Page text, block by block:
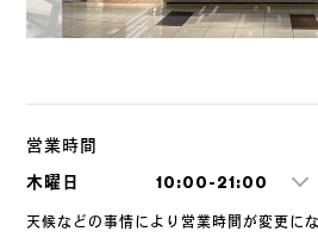
営業時間
木曜日 10:00-21:00
天候などの事情により営業時間が変更に